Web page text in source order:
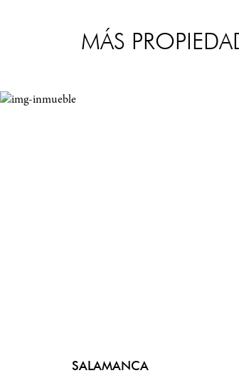
MÁS
SALAMANCA